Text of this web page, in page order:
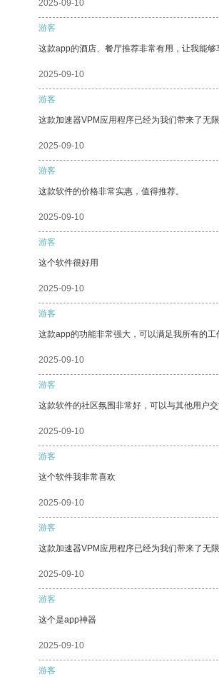
2025-09-10
游客
这款app的酒店、餐厅推荐非常有用，让我能够
2025-09-10
游客
这款加速器VPM应用程序已经为我们带来了无
2025-09-10
游客
这款软件的价格非常实惠，值得推荐。
2025-09-10
游客
这个软件很好用
2025-09-10
游客
这款app的功能非常强大，可以满足我所有的
2025-09-10
游客
这款软件的社区氛围非常好，可以与其他用户交
2025-09-10
游客
这个软件我非常喜欢
2025-09-10
游客
这款加速器VPM应用程序已经为我们带来了无限
2025-09-10
游客
这个是app神器
2025-09-10
游客